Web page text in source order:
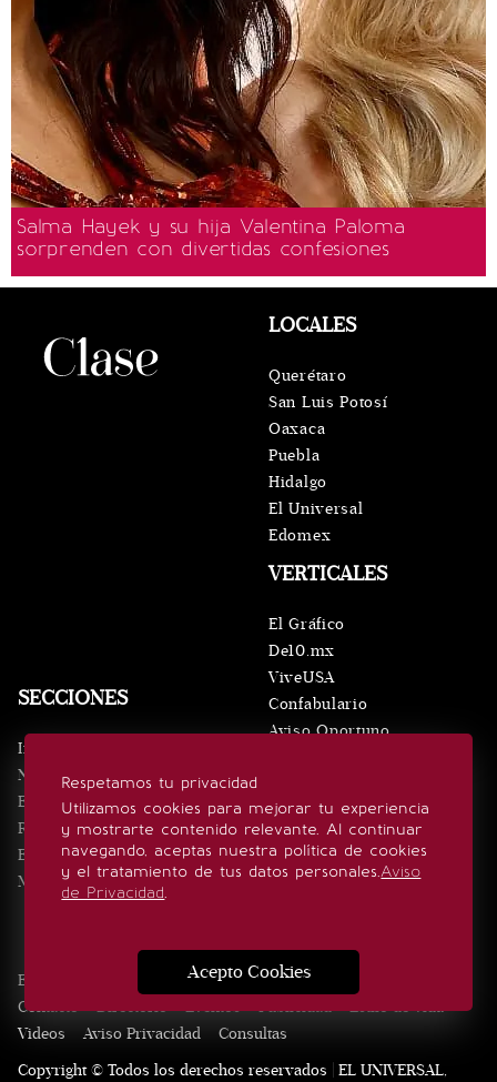
Salma Hayek y su hija Valentina Paloma
sorprenden con divertidas confesiones
Respetamos tu privacidad
Utilizamos cookies para mejorar tu experiencia
y mostrarte contenido relevante. Al continuar
navegando, aceptas nuestra política de cookies
y el tratamiento de tus datos personales.Aviso
de Privacidad.
Acepto Cookies
SECCIONES
Inicio
Noticias
Eventos
Realeza
Estilo de vida
Minuto x Minuto
VERTICALES
El Gráfico
De10.mx
ViveUSA
Confabulario
Aviso Oportuno
LOCALES
Querétaro
San Luis Potosí
Oaxaca
Puebla
Hidalgo
El Universal
Edomex
SÍGUENOS
Edición Impresa Noticias Quiénes somos
Contacto
Directorio Eventos Publicidad
Estilo de vida
Videos
Aviso Privacidad
Consultas
Copyright © Todos los derechos reservados | EL UNIVERSAL,